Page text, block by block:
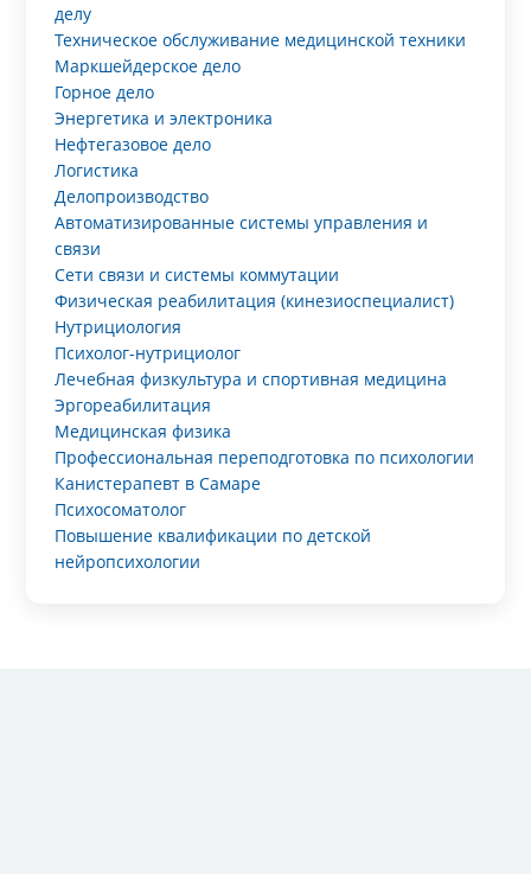
делу
Техническое обслуживание медицинской техники
Маркшейдерское дело
Горное дело
Энергетика и электроника
Нефтегазовое дело
Логистика
Делопроизводство
Автоматизированные системы управления и
связи
Сети связи и системы коммутации
Физическая реабилитация (кинезиоспециалист)
Нутрициология
Психолог-нутрициолог
Лечебная физкультура и спортивная медицина
Эргореабилитация
Медицинская физика
Профессиональная переподготовка по психологии
Канистерапевт в Самаре
Психосоматолог
Повышение квалификации по детской
нейропсихологии